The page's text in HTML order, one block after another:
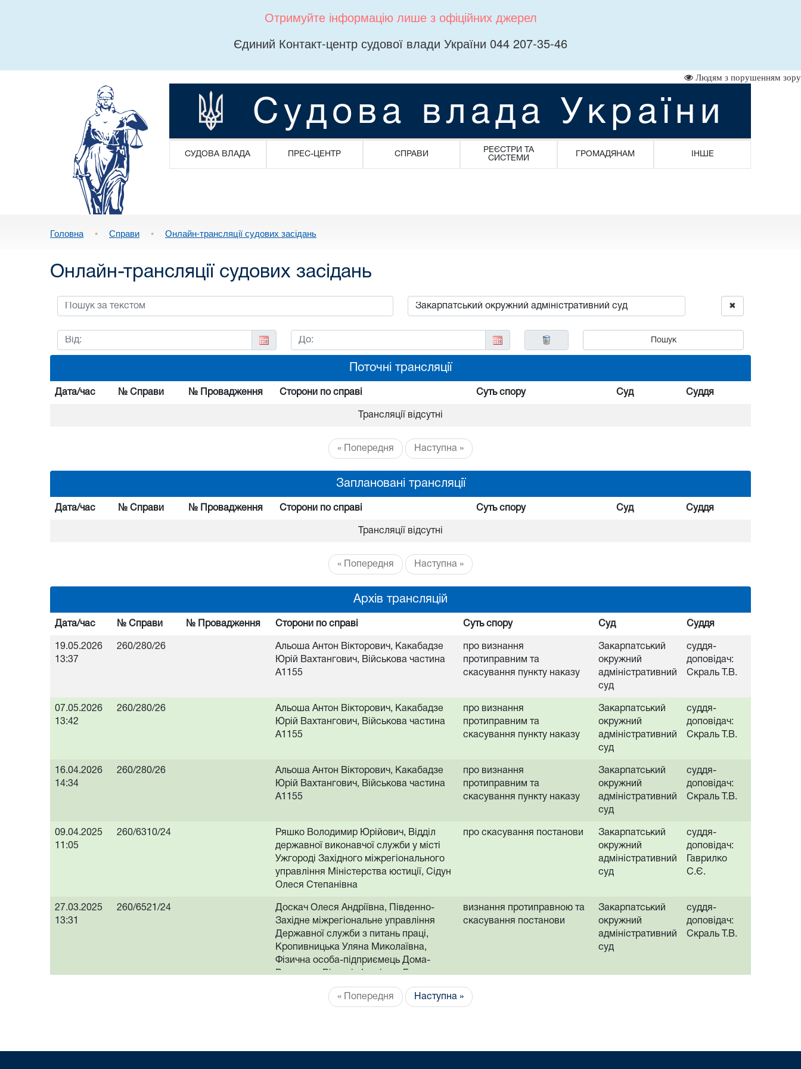
Отримуйте інформацію лише з офіційних джерел
Єдиний Контакт-центр судової влади України 044 207-35-46
Людям з порушенням зору
Судова влада України
СУДОВА ВЛАДА ПРЕС-ЦЕНТР СПРАВИ
РЕЄСТРИ ТА
СИСТЕМИ
ГРОМАДЯНАМ ІНШЕ
Головна • Справи • Онлайн-трансляції судових засідань
Онлайн-трансляції судових засідань
✖
Пошук
Поточні трансляції
Дата/час № Справи № Провадження Сторони по справі Суть спору Суд Суддя
Трансляції відсутні
« Попередня Наступна »
Заплановані трансляції
Дата/час № Справи № Провадження Сторони по справі Суть спору Суд Суддя
Трансляції відсутні
« Попередня Наступна »
Архів трансляцій
Дата/час № Справи № Провадження Сторони по справі Суть спору Суд Суддя
19.05.2026
13:37
260/280/26
Альоша Антон Вікторович, Какабадзе
Юрій Вахтангович, Військова частина
А1155
про визнання
протиправним та
скасування пункту наказу
Закарпатський
окружний
адміністративний
суд
суддя-
доповідач:
Скраль Т.В.
07.05.2026
13:42
260/280/26
Альоша Антон Вікторович, Какабадзе
Юрій Вахтангович, Військова частина
А1155
про визнання
протиправним та
скасування пункту наказу
Закарпатський
окружний
адміністративний
суд
суддя-
доповідач:
Скраль Т.В.
16.04.2026
14:34
260/280/26
Альоша Антон Вікторович, Какабадзе
Юрій Вахтангович, Військова частина
А1155
про визнання
протиправним та
скасування пункту наказу
Закарпатський
окружний
адміністративний
суд
суддя-
доповідач:
Скраль Т.В.
09.04.2025
11:05
260/6310/24
Ряшко Володимир Юрійович, Відділ
державної виконавчої служби у місті
Ужгороді Західного міжрегіонального
управління Міністерства юстиції, Сідун
Олеся Степанівна
про скасування постанови
Закарпатський
окружний
адміністративний
суд
суддя-
доповідач:
Гаврилко
С.Є.
27.03.2025
13:31
260/6521/24
Доскач Олеся Андріївна, Південно-
Західне міжрегіональне управління
Державної служби з питань праці,
Кропивницька Уляна Миколаївна,
Фізична особа-підприємець Дома-
Верменко Вікторія Іванівна, Головне
управління ДПС у Тернопільській
визнання протиправною та
скасування постанови
Закарпатський
окружний
адміністративний
суд
суддя-
доповідач:
Скраль Т.В.
« Попередня Наступна »